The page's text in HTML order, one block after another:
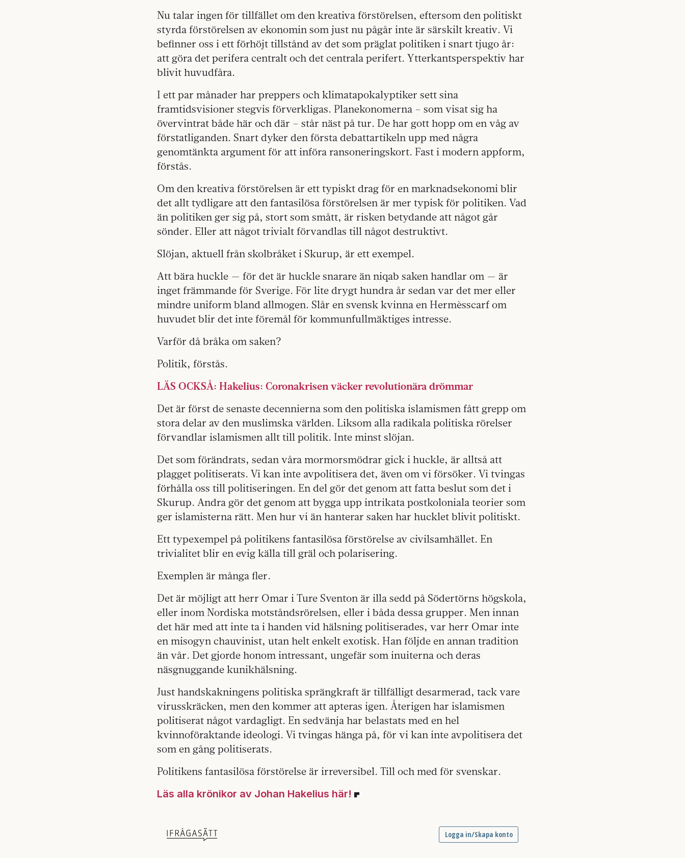
Nu talar ingen för tillfället om den kreativa förstörelsen, eftersom den politiskt
styrda förstörelsen av ekonomin som just nu pågår inte är särskilt kreativ. Vi
befinner oss i ett förhöjt tillstånd av det som präglat politiken i snart tjugo år:
att göra det perifera centralt och det centrala perifert. Ytterkantsperspektiv har
blivit huvudfåra.
I ett par månader har preppers och klimatapokalyptiker sett sina
framtidsvisioner stegvis förverkligas. Planekonomerna – som visat sig ha
övervintrat både här och där – står näst på tur. De har gott hopp om en våg av
förstatliganden. Snart dyker den första debattartikeln upp med några
genomtänkta argument för att införa ransoneringskort. Fast i modern appform,
förstås.
Om den kreativa förstörelsen är ett typiskt drag för en marknadsekonomi blir
det allt tydligare att den fantasilösa förstörelsen är mer typisk för politiken. Vad
än politiken ger sig på, stort som smått, är risken betydande att något går
sönder. Eller att något trivialt förvandlas till något destruktivt.
Slöjan, aktuell från skolbråket i Skurup, är ett exempel.
Att bära huckle — för det är huckle snarare än niqab saken handlar om — är
inget främmande för Sverige. För lite drygt hundra år sedan var det mer eller
mindre uniform bland allmogen. Slår en svensk kvinna en Hermèsscarf om
huvudet blir det inte föremål för kommunfullmäktiges intresse.
Varför då bråka om saken?
Politik, förstås.
LÄS OCKSÅ: Hakelius: Coronakrisen väcker revolutionära drömmar
Det är först de senaste decennierna som den politiska islamismen fått grepp om
stora delar av den muslimska världen. Liksom alla radikala politiska rörelser
förvandlar islamismen allt till politik. Inte minst slöjan.
Det som förändrats, sedan våra mormorsmödrar gick i huckle, är alltså att
plagget politiserats. Vi kan inte avpolitisera det, även om vi försöker. Vi tvingas
förhålla oss till politiseringen. En del gör det genom att fatta beslut som det i
Skurup. Andra gör det genom att bygga upp intrikata postkoloniala teorier som
ger islamisterna rätt. Men hur vi än hanterar saken har hucklet blivit politiskt.
Ett typexempel på politikens fantasilösa förstörelse av civilsamhället. En
trivialitet blir en evig källa till gräl och polarisering.
Exemplen är många fler.
Det är möjligt att herr Omar i Ture Sventon är illa sedd på Södertörns högskola,
eller inom Nordiska motståndsrörelsen, eller i båda dessa grupper. Men innan
det här med att inte ta i handen vid hälsning politiserades, var herr Omar inte
en misogyn chauvinist, utan helt enkelt exotisk. Han följde en annan tradition
än vår. Det gjorde honom intressant, ungefär som inuiterna och deras
näsgnuggande kunikhälsning.
Just handskakningens politiska sprängkraft är tillfälligt desarmerad, tack vare
virusskräcken, men den kommer att apteras igen. Återigen har islamismen
politiserat något vardagligt. En sedvänja har belastats med en hel
kvinnoföraktande ideologi. Vi tvingas hänga på, för vi kan inte avpolitisera det
som en gång politiserats.
Politikens fantasilösa förstörelse är irreversibel. Till och med för svenskar.
Läs alla krönikor av Johan Hakelius här!